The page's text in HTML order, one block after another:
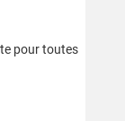
pour toutes